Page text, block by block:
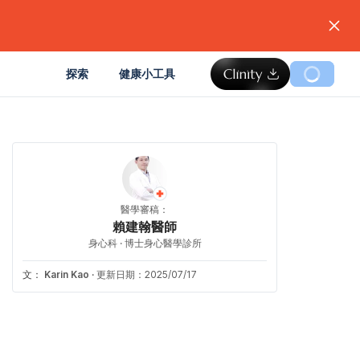
探索 健康小工具
醫學審稿：
賴建翰醫師
身心科 · 博士身心醫學診所
文： Karin Kao · 更新日期：2025/07/17